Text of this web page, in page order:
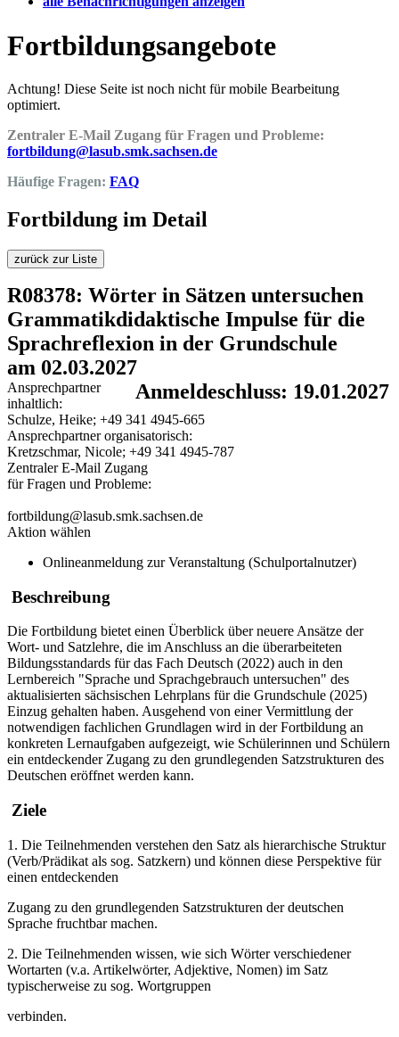
Fortbildungsangebote
Achtung! Diese Seite ist noch nicht für mobile Bearbeitung
optimiert.
Zentraler E-Mail Zugang für Fragen und Probleme:
fortbildung@lasub.smk.sachsen.de
Häufige Fragen: FAQ
Fortbildung im Detail
zurück zur Liste
R08378: Wörter in Sätzen untersuchen
Grammatikdidaktische Impulse für die
Sprachreflexion in der Grundschule
am 02.03.2027
Anmeldeschluss: 19.01.2027
Ansprechpartner
inhaltlich:
Schulze, Heike; +49 341 4945-665
Ansprechpartner organisatorisch:
Kretzschmar, Nicole; +49 341 4945-787
Zentraler E-Mail Zugang
für Fragen und Probleme:
fortbildung@lasub.smk.sachsen.de
Aktion wählen
Onlineanmeldung zur Veranstaltung (Schulportalnutzer)
Beschreibung
Die Fortbildung bietet einen Überblick über neuere Ansätze der
Wort- und Satzlehre, die im Anschluss an die überarbeiteten
Bildungsstandards für das Fach Deutsch (2022) auch in den
Lernbereich "Sprache und Sprachgebrauch untersuchen" des
aktualisierten sächsischen Lehrplans für die Grundschule (2025)
Einzug gehalten haben. Ausgehend von einer Vermittlung der
notwendigen fachlichen Grundlagen wird in der Fortbildung an
konkreten Lernaufgaben aufgezeigt, wie Schülerinnen und Schülern
ein entdeckender Zugang zu den grundlegenden Satzstrukturen des
Deutschen eröffnet werden kann.
Ziele
1. Die Teilnehmenden verstehen den Satz als hierarchische Struktur
(Verb/Prädikat als sog. Satzkern) und können diese Perspektive für
einen entdeckenden
Zugang zu den grundlegenden Satzstrukturen der deutschen
Sprache fruchtbar machen.
2. Die Teilnehmenden wissen, wie sich Wörter verschiedener
Wortarten (v.a. Artikelwörter, Adjektive, Nomen) im Satz
typischerweise zu sog. Wortgruppen
verbinden.